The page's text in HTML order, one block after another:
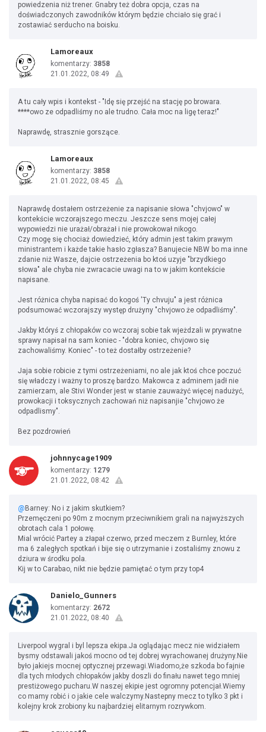
powiedzenia niż trener. Gnabry też dobra opcja, czas na
doświadczonych zawodników którym będzie chciało się grać i
zostawiać serducho na boisku.
Lamoreaux
komentarzy: 3858
21.01.2022, 08:49
A tu cały wpis i kontekst - "Idę się przejść na stację po browara.
****owo ze odpadliśmy no ale trudno. Cała moc na ligę teraz!"
Naprawdę, strasznie gorszące.
Lamoreaux
komentarzy: 3858
21.01.2022, 08:45
Naprawdę dostałem ostrzeżenie za napisanie słowa "chvjowo" w
kontekście wczorajszego meczu. Jeszcze sens mojej całej
wypowiedzi nie urażał/obrażał i nie prowokował nikogo.
Czy mogę się chociaż dowiedzieć, który admin jest takim prawym
ministrantem i każde takie hasło zgłasza? Banujecie NBW bo ma inne
zdanie niż Wasze, dajcie ostrzeżenia bo ktoś uzyje "brzydkiego
słowa" ale chyba nie zwracacie uwagi na to w jakim kontekście
napisane.
Jest różnica chyba napisać do kogoś 'Ty chvuju" a jest różnica
podsumować wczorajszy występ drużyny "chvjowo że odpadliśmy".
Jakby któryś z chłopaków co wczoraj sobie tak wjeżdzali w prywatne
sprawy napisał na sam koniec - "dobra koniec, chvjowo się
zachowaliśmy. Koniec" - to też dostałby ostrzeżenie?
Jaja sobie robicie z tymi ostrzeżeniami, no ale jak ktoś chce poczuć
się władczy i ważny to proszę bardzo. Makowca z adminem jadł nie
zamierzam, ale Stivi Wonder jest w stanie zauważyć więcej nadużyć,
prowokacji i toksycznych zachowań niż napisanjie "chvjowo że
odpadlismy".
Bez pozdrowień
johnnycage1909
komentarzy: 1279
21.01.2022, 08:42
@ Barney: No i z jakim skutkiem?
Przemęczeni po 90m z mocnym przeciwnikiem grali na najwyższych
obrotach cala 1 połowę.
Mial wrócić Partey a złapał czerwo, przed meczem z Burnley, które
ma 6 zaległych spotkań i bije się o utrzymanie i zostaliśmy znowu z
dziura w środku pola.
Kij w to Carabao, nikt nie będzie pamiętać o tym przy top4
Danielo_Gunners
komentarzy: 2672
21.01.2022, 08:40
Liverpool wygral i byl lepsza ekipa.Ja oglądając mecz nie widziałem
bysmy odstawali jakoś mocno od tej dobrej wyrachowanej drużyny.Nie
było jakiejs mocnej optycznej przewagi.Wiadomo,że szkoda bo fajnie
dla tych młodych chłopaków jakby doszli do finału nawet tego mniej
prestiżowego pucharu.W naszej ekipie jest ogromny potencjał.Wiemy
co mamy robić i o jakie cele walczymy.Nastepny mecz to tylko 3 pkt i
kolejny krok zrobiony ku najbardziej elitarnym rozrywkom.